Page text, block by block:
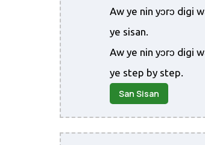
Aw ye nin yɔrɔ digi
ye sisan.
Aw ye nin yɔrɔ digi
ye step by step.
San Sisan